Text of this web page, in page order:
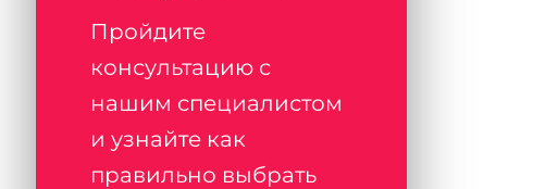
Пройдите
консультацию с
нашим специалистом
и узнайте как
правильно выбрать